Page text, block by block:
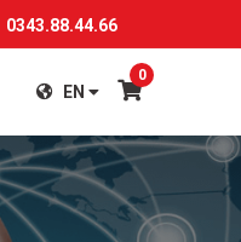
0343.88.44.66
EN
0